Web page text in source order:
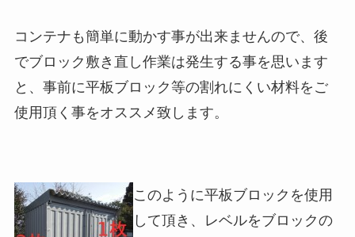
コンテナも簡単に動かす事が出来ませんので、後
でブロック敷き直し作業は発生する事を思います
と、事前に平板ブロック等の割れにくい材料をご
使用頂く事をオススメ致します。
このように平板ブロックを使用
して頂き、レベルをブロックの